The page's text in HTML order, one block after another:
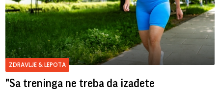
ZDRAVLJE & LEPOTA
"Sa treninga ne treba da izađete